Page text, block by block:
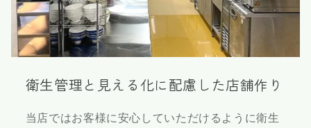
衛生管理と見える化に配慮した店舗作り
当店ではお客様に安心していただけるように衛生